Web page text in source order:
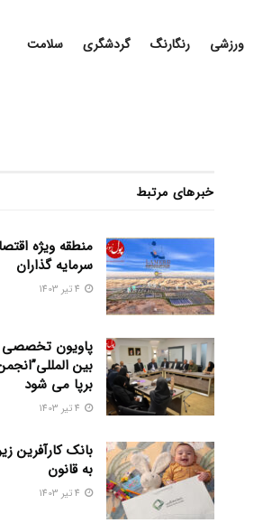
ورزشی رنگارنگ گردشگری سلامت
خبرهای مرتبط
منطقه ویژه
سرمایه گذاران
پاویون تخصصی
بین
برپا می شود
بانک کارآفرین
به قانون